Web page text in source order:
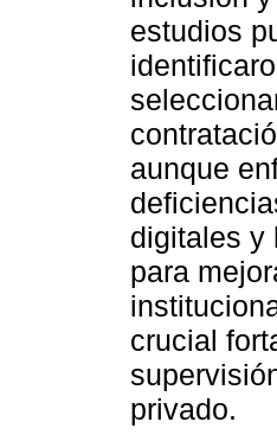
estudios
aunque
digitales y
para
crucial
privado.